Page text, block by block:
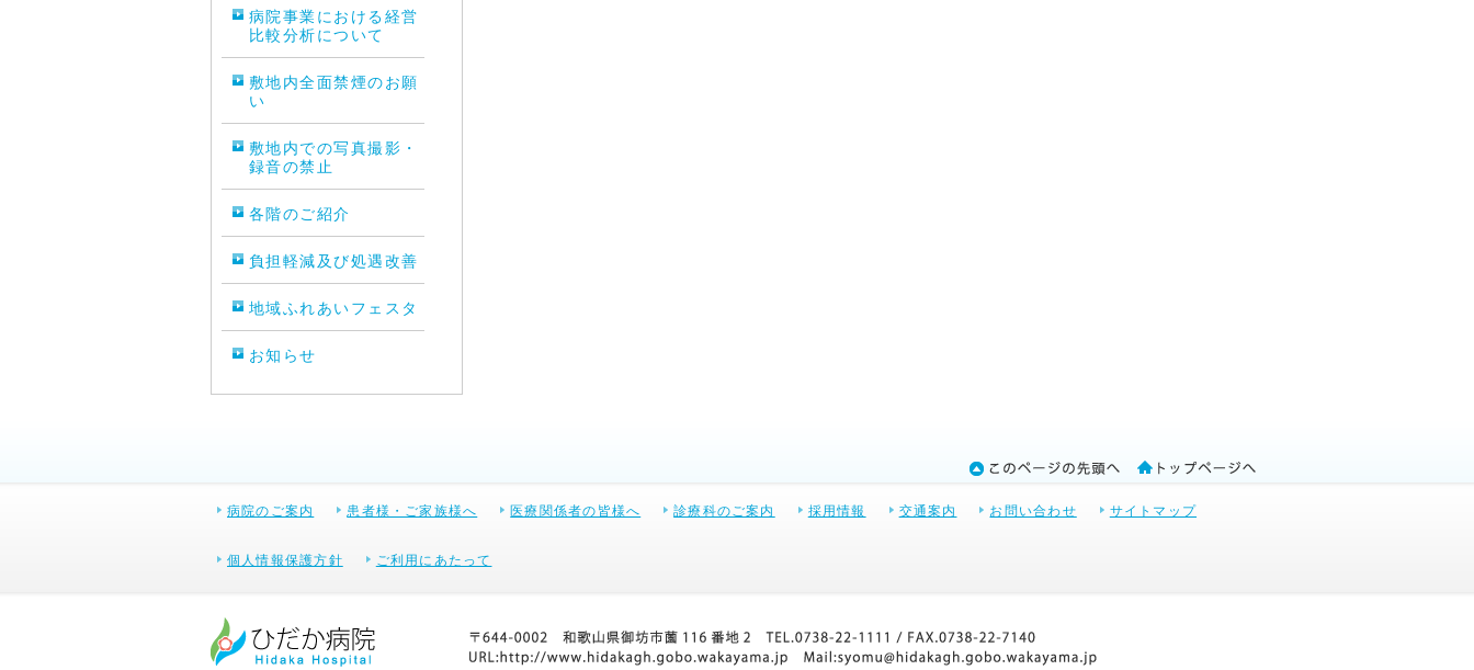
病院事業における経営
比較分析について
敷地内全面禁煙のお願
い
敷地内での写真撮影・
録音の禁止
各階のご紹介
負担軽減及び処遇改善
地域ふれあいフェスタ
お知らせ
病院のご案内 患者様・ご家族様へ 医療関係者の皆様へ 診療科のご案内 採用情報 交通案内 お問い合わせ サイトマップ
個人情報保護方針 ご利用にあたって